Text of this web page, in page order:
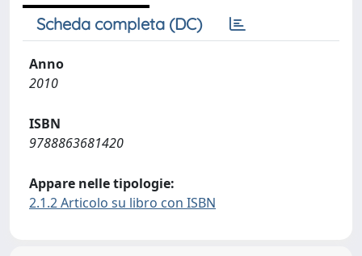
Scheda completa (DC)
Anno
2010
ISBN
9788863681420
Appare nelle tipologie:
2.1.2 Articolo su libro con ISBN